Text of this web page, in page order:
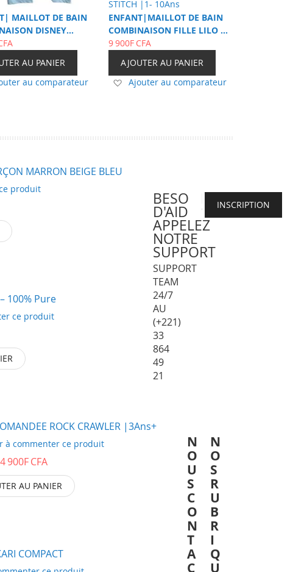
MAILLOT DE BAIN
DISNEY
6Ans
AU PANIER
au comparateur
ENFANT|MAILLOT DE BAIN
COMBINAISON FILLE LILO &
STITCH |1- 10Ans
9 900F CFA
AJOUTER AU PANIER
Ajouter
d’envie
Ajouter au comparateur
MARRON BEIGE BLEU
produit
100% Pure
ce produit
ROCK CRAWLER |3Ans+
à commenter ce produit
900F CFA
AU PANIER
COMPACT
BESOIN
D'AIDE?
APPELEZ
NOTRE
SUPPORT
SUPPORT
TEAM
24/7
AU
(+221)
33
864
49
21
INSCRIPTION
N
O
U
S
C
O
N
T
A
C
N
O
S
R
U
B
R
I
Q
U